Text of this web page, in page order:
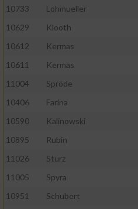
10733
Lohmueller
10629
Klooth
10612
Kermas
10611
Kermas
11004
Spröde
10406
Farina
10590
Kalinowski
10895
Rubin
11026
Sturz
11005
Spyra
10951
Schubert
Messung der Werbeleistung
Messung der Performance
Analyse von Zielgruppen
oder Kombinationen von
verschiedenen Quellen
Entwicklung und
von Inhalten